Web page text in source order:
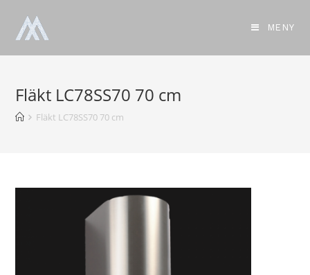
MENY
Fläkt LC78SS70 70 cm
Fläkt LC78SS70 70 cm